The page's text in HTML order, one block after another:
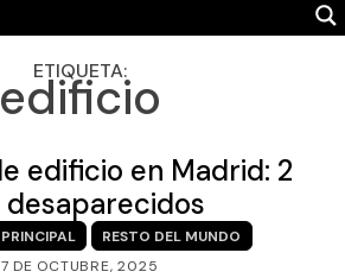
CAMALEÓN
OPINIÓN
ENGLISH SECTION
VIDEOS
ETIQUETA:
edificio
edificio en Madrid: 2
PRINCIPAL
RESTO DEL MUNDO
7 DE OCTUBRE, 2025